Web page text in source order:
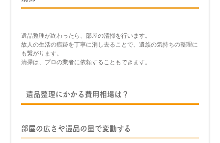
遺品整理が終わったら、部屋の清掃を行います。
故人の生活の痕跡を丁寧に消し去ることで、遺族の気持ちの整理に
も繋がります。
清掃は、プロの業者に依頼することもできます。
遺品整理にかかる費用相場は？
部屋の広さや遺品の量で変動する